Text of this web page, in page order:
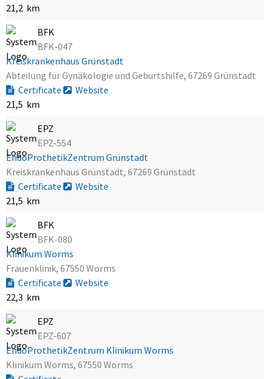
21,2 km
BFK
BFK-047
Kreiskrankenhaus Grünstadt
Abteilung für Gynäkologie und Geburtshilfe, 67269 Grünstadt
Certificate
Website
21,5 km
EPZ
EPZ-554
EndoProthetikZentrum Grünstadt
Kreiskrankenhaus Grünstadt, 67269 Grünstadt
Certificate
Website
21,5 km
BFK
BFK-080
Klinikum Worms
Frauenklinik, 67550 Worms
Certificate
Website
22,3 km
EPZ
EPZ-607
EndoProthetikZentrum Klinikum Worms
Klinikum Worms, 67550 Worms